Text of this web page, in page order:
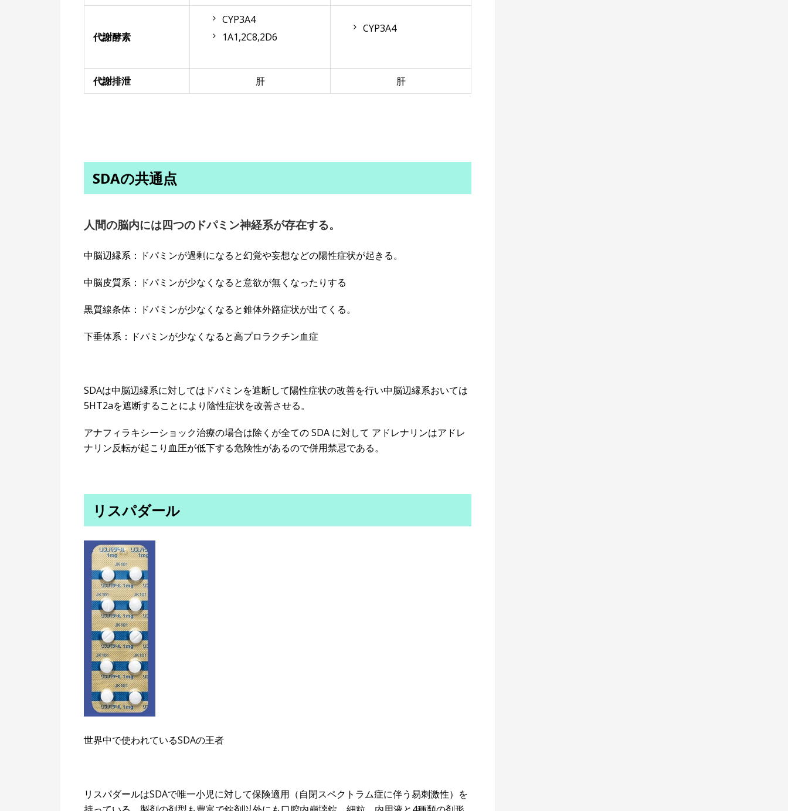
代謝酵素
CYP3A4
1A1,2C8,2D6
CYP3A4
代謝排泄 肝 肝
SDAの共通点
人間の脳内には四つのドパミン神経系が存在する。
中脳辺縁系：ドパミンが過剰になると幻覚や妄想などの陽性症状が起きる。
中脳皮質系：ドパミンが少なくなると意欲が無くなったりする
黒質線条体：ドパミンが少なくなると錐体外路症状が出てくる。
下垂体系：ドパミンが少なくなると高プロラクチン血症
SDAは中脳辺縁系に対してはドパミンを遮断して陽性症状の改善を行い中脳辺縁系おいては
5HT2aを遮断することにより陰性症状を改善させる。
アナフィラキシーショック治療の場合は除くが全ての SDA に対して アドレナリンはアドレ
ナリン反転が起こり血圧が低下する危険性があるので併用禁忌である。
リスパダール
世界中で使われているSDAの王者
リスパダールはSDAで唯一小児に対して保険適用（自閉スペクトラム症に伴う易刺激性）を